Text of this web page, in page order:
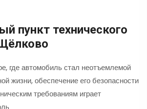
пункт технического
где автомобиль стал неотъемлемой
жизни, обеспечение его безопасности
требованиям играет